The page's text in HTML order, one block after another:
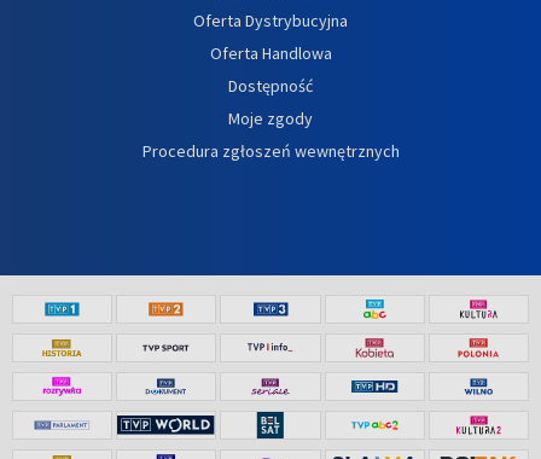
Oferta Dystrybucyjna
Oferta Handlowa
Dostępność
Moje zgody
Procedura zgłoszeń wewnętrznych